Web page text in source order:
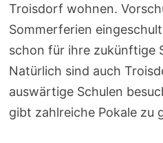
Troisdorf wohnen.
Sommerferien
schon für ihre zukünftige
Natürlich sind auch
auswärtige Schulen
gibt zahlreiche Pokale zu